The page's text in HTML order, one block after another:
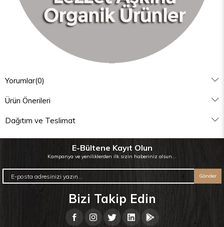
Yorumlar(0)
Ürün Önerileri
Dağıtım ve Teslimat
E-Bültene Kayıt Olun
Kampanya ve yeniliklerden ilk sizin haberiniz olsun...
Gönder
Bizi Takip Edin